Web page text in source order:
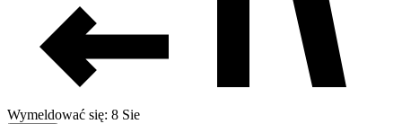
Wymeldować się: 8 Sie